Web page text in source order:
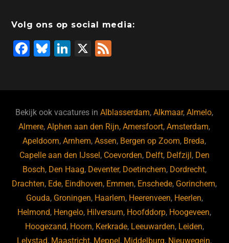
Volg ons op social media:
F
b
o
o
k
Bl
ky
Li
dI
n
X
Bekijk ook vacatures inAlblasserdam,Alkmaar,Almelo,
Almere,Alphen aan den Rijn,Amersfoort,Amsterdam,
Apeldoorn,Arnhem,Assen, Bergen op Zoom, Breda,
Capelle aan den IJssel, Coevorden, Delft, Delfzijl, Den
Bosch, Den Haag, Deventer, Doetinchem, Dordrecht,
Drachten, Ede, Eindhoven, Emmen, Enschede, Gorinchem,
Gouda, Groningen, Haarlem, Heerenveen, Heerlen,
Helmond, Hengelo, Hilversum, Hoofddorp, Hoogeveen,
Hoogezand, Hoorn, Kerkrade, Leeuwarden, Leiden,
Lelystad, Maastricht, Meppel, Middelburg, Nieuwegein,